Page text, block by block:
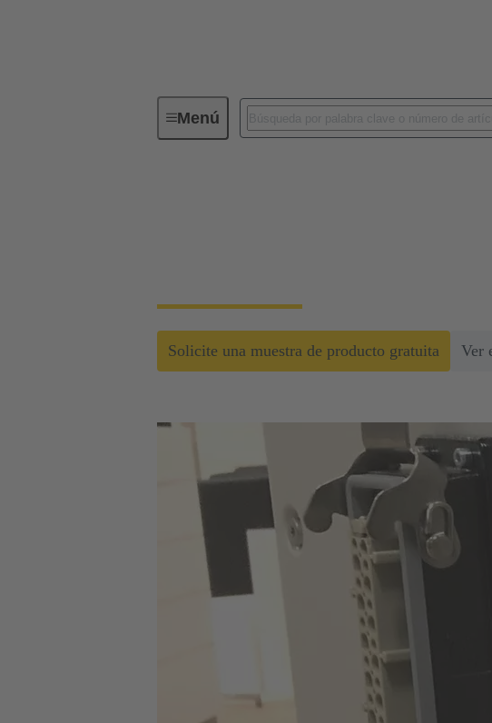
MenúEl siguiente nivel de conectores industriales modulares
Solicite una muestra de producto gratuita Ver